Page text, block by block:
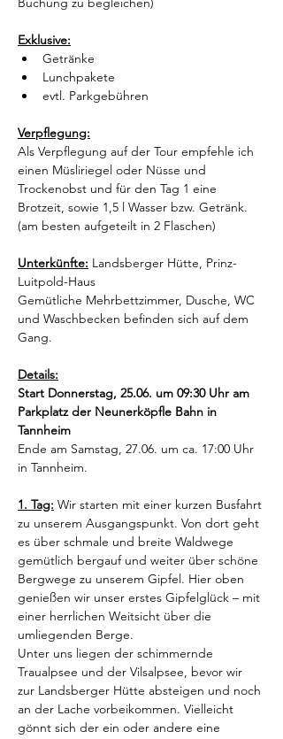
Exklusive:
Getränke
Lunchpakete
evtl. Parkgebühren
Verpflegung:
Als Verpflegung auf der Tour empfehle ich
einen Müsliriegel oder Nüsse und
Trockenobst und für den Tag 1 eine
Brotzeit, sowie 1,5 l Wasser bzw. Getränk.
(am besten aufgeteilt in 2 Flaschen)
Unterkünfte: Landsberger Hütte, Prinz-
Luitpold-Haus
Gemütliche Mehrbettzimmer, Dusche, WC
und Waschbecken befinden sich auf dem
Gang.
Details:
Start Donnerstag, 25.06. um 09:30 Uhr am
Parkplatz der Neunerköpfle Bahn in
Tannheim
Ende am Samstag, 27.06. um ca. 17:00 Uhr
in Tannheim.
1. Tag: Wir starten mit einer kurzen Busfahrt
zu unserem Ausgangspunkt. Von dort geht
es über schmale und breite Waldwege
gemütlich bergauf und weiter über schöne
Bergwege zu unserem Gipfel. Hier oben
genießen wir unser erstes Gipfelglück – mit
einer herrlichen Weitsicht über die
umliegenden Berge.
Unter uns liegen der schimmernde
Traualpsee und der Vilsalpsee, bevor wir
zur Landsberger Hütte absteigen und noch
an der Lache vorbeikommen. Vielleicht
gönnt sich der ein oder andere eine